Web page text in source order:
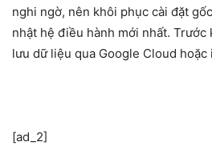
nghi ngờ, nên khôi phục cài đặt
nhật hệ điều hành mới nhất. Trước
lưu dữ liệu qua Google Cloud hoặc
[ad_2]